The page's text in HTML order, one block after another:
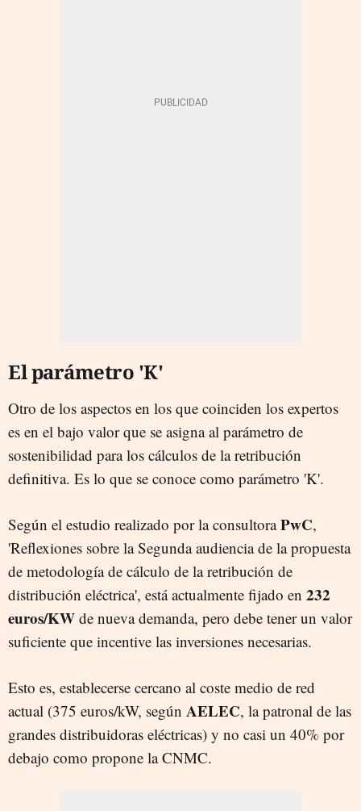
El parámetro 'K'
Otro de los aspectos en los que coinciden los expertos
es en el bajo valor que se asigna al parámetro de
sostenibilidad para los cálculos de la retribución
definitiva. Es lo que se conoce como parámetro 'K'.
Según el estudio realizado por la consultoraPwC,
'Reflexiones sobre la Segunda audiencia de la propuesta
de metodología de cálculo de la retribución de
distribución eléctrica', está actualmente fijado en 232
euros/KW de nueva demanda, pero debe tener un valor
suficiente que incentive las inversiones necesarias.
Esto es, establecerse cercano al coste medio de red
actual (375 euros/kW, según AELEC, la patronal de las
grandes distribuidoras eléctricas) y no casi un 40% por
debajo como propone la CNMC.